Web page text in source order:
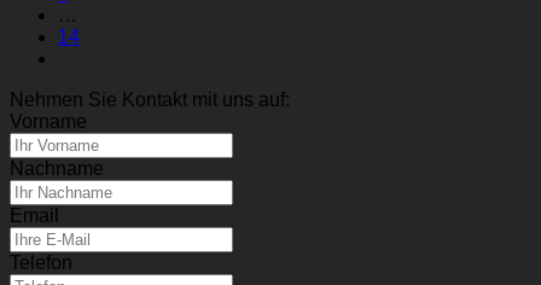
…
14
Nehmen Sie Kontakt mit uns auf:
Vorname
Nachname
Email
Telefon